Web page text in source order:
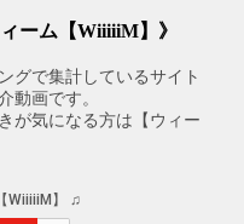
ーム【WiiiiiM】》
グで集計しているサイト
動画です。
が気になる方は【ウィー